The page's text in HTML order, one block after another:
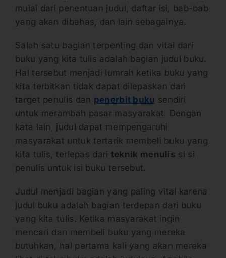
mulai dari penentuan judul, daftar isi, bab-bab
yang akan dibahas, dan lain sebagainya.
Salah satu bagian terpenting dan vital dari
buku yang kita tulis adalah bagian judul buku.
Hal tersebut menjadi lumrah ketika buku yang
kita terbitkan tidak dapat dilepaskan dari
target penulis dan penerbit buku sendiri
untuk merambah pasar masyarakat. Dengan
kata lain, judul dapat mempengaruhi
masyarakat untuk tertarik membeli buku yang
kita tulis, terlepas dari teknik menulis si si
penulis untuk isi buku tersebut.
Judul menjadi bagian yang paling vital karena
judul buku adalah bagian terdepan dari buku
yang kita tulis. Ketika masyarakat ingin
mencari dan membeli buku yang mereka
butuhkan, hal pertama kali yang akan mereka